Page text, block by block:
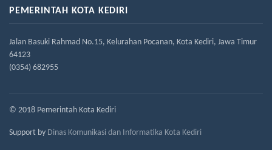
PEMERINTAH KOTA KEDIRI
Jalan Basuki Rahmad No.15, Kelurahan Pocanan, Kota Kediri, Jawa Timur
64123
(0354) 682955
© 2018 Pemerintah Kota Kediri
Support by Dinas Komunikasi dan Informatika Kota Kediri